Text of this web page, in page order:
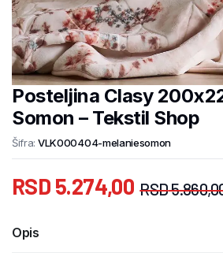
Posteljina Clasy
Somon – Tekstil Shop
Šifra: VLK000404-melaniesomon
RSD
RSD 5.274,00
Opis